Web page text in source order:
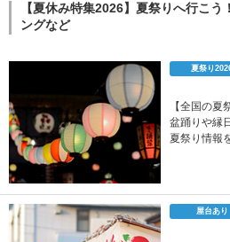
【夏休み特集2026】夏祭りへ行こ
ングなど
夏祭り
【全国の夏
盆踊りや縁
夏祭り情報
屋台あり